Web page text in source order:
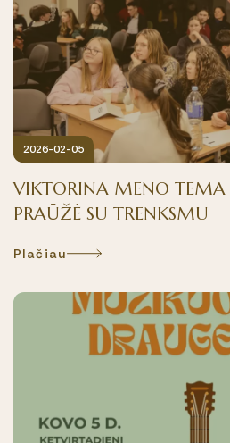
2026-02-05
VIKTORINA MENO TEMA
PRAŪŽĖ SU TRENKSMU
Plačiau